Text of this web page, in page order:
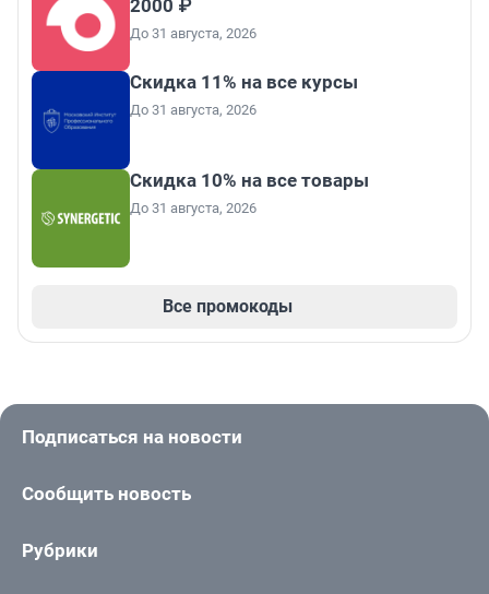
2000 ₽
До 31 августа, 2026
Скидка 11% на все курсы
До 31 августа, 2026
Скидка 10% на все товары
До 31 августа, 2026
Все промокоды
Подписаться на новости
Сообщить новость
Рубрики